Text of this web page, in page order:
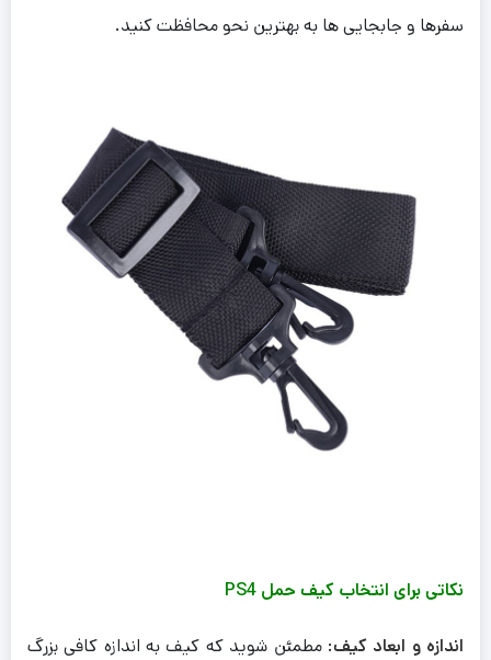
سفرها و جابجایی ها به بهترین نحو محافظت کنید.
نکاتی برای انتخاب کیف حمل PS4
اندازه و ابعاد کیف: مطمئن شوید که کیف به اندازه کافی بزرگ